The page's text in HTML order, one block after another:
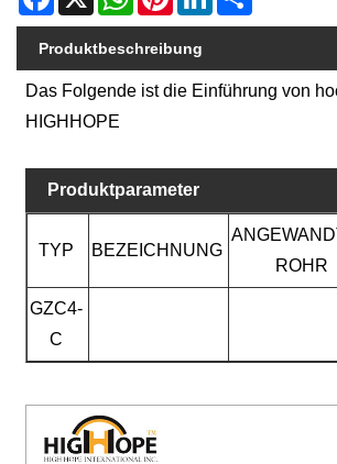
Produktbeschreibung
Das Folgende ist die Einführung von
HIGHHOPE
Produktparameter
TYP BEZEICHNUNG
ROHR
GZC4-
C